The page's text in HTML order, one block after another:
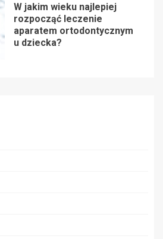
W jakim wieku najlepiej
rozpocząć leczenie
aparatem ortodontycznym
u dziecka?